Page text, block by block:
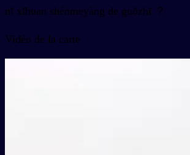
nǐ xǐhuan shénmeyàng de guǒzhī ？
Vidéo de la carte